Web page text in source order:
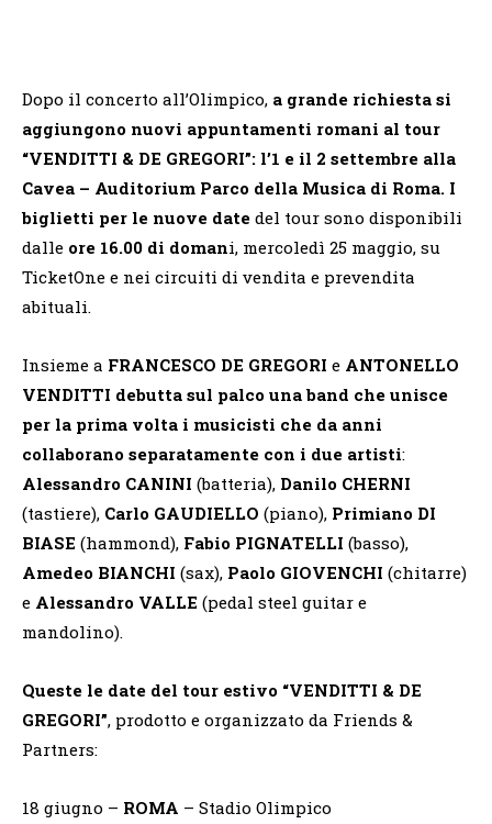
Dopo il concerto all’Olimpico, a grande richiesta si
aggiungono nuovi appuntamenti romani al tour
“VENDITTI & DE GREGORI”: l’1 e il 2 settembre alla
Cavea – Auditorium Parco della Musica di Roma. I
biglietti per le nuove date del tour sono disponibili
dalle ore 16.00 di domani, mercoledì 25 maggio, su
TicketOne e nei circuiti di vendita e prevendita
abituali.
Insieme a FRANCESCO DE GREGORI e ANTONELLO
VENDITTI debutta sul palco una band che unisce
per la prima volta i musicisti che da anni
collaborano separatamente con i due artisti:
Alessandro CANINI (batteria), Danilo CHERNI
(tastiere), Carlo GAUDIELLO (piano), Primiano DI
BIASE (hammond), Fabio PIGNATELLI (basso),
Amedeo BIANCHI (sax), Paolo GIOVENCHI (chitarre)
e Alessandro VALLE (pedal steel guitar e
mandolino).
Queste le date del tour estivo “VENDITTI & DE
GREGORI”, prodotto e organizzato da Friends &
Partners:
18 giugno – ROMA – Stadio Olimpico